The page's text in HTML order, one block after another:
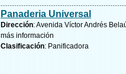
Panaderia Universal
Dirección: Avenida Víctor Andrés
más información
Clasificación: Panificadora